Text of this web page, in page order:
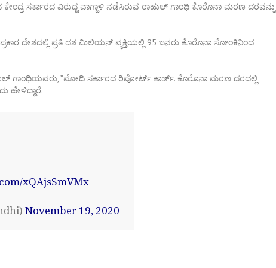
ಸರ್ಕಾರದ ವಿರುದ್ದ ವಾಗ್ದಾಳಿ ನಡೆಸಿರುವ ರಾಹುಲ್‌ ಗಾಂಧಿ ಕೊರೊನಾ ಮರಣ ದರವನ್ನು
ದೇಶದಲ್ಲಿ ಪ್ರತಿ ದಶ ಮಿಲಿಯನ್‌ ವ್ಯಕ್ತಿಯಲ್ಲಿ 95 ಜನರು ಕೊರೊನಾ ಸೋಂಕಿನಿಂದ
ಗಾಂಧಿಯವರು, ”ಮೋದಿ ಸರ್ಕಾರದ ರಿಪೋರ್ಟ್ ಕಾರ್ಡ್. ಕೊರೊನಾ ಮರಣ ದರದಲ್ಲಿ
ಹೇಳಿದ್ದಾರೆ.
xQAjsSmVMx
November 19, 2020